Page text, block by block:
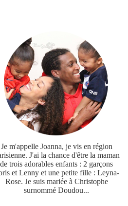
Je m'appelle Joanna, je vis en région
J'ai la chance d'être la maman
de trois adorables enfants : 2 garçons
et Lenny et une petite fille : Leyna-
Rose. Je suis mariée à Christophe
surnommé Doudou...